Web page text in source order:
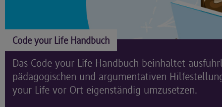
Code your Life Handbuch
Das Code your Life Handbuch beinhaltet
pädagogischen und argumentativen
your Life vor Ort eigenständig umzusetzen.